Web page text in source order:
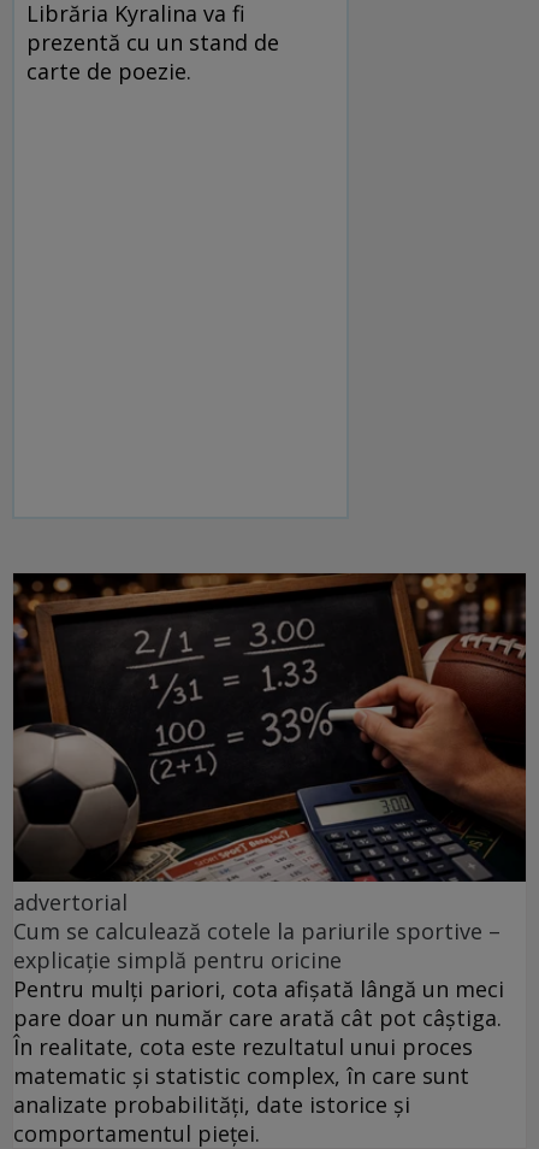
Librăria Kyralina va fi
prezentă cu un stand de
carte de poezie.
advertorial
Cum se calculează cotele la pariurile sportive –
explicație simplă pentru oricine
Pentru mulți pariori, cota afișată lângă un meci
pare doar un număr care arată cât pot câștiga.
În realitate, cota este rezultatul unui proces
matematic și statistic complex, în care sunt
analizate probabilități, date istorice și
comportamentul pieței.